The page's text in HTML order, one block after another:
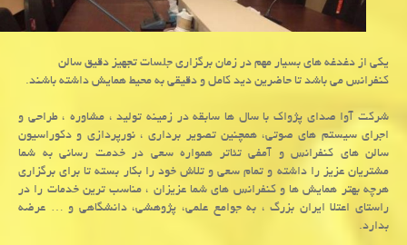
یكی از دغدغه های بسیار مهم در زمان برگزاری جلسات تجهیز دقیق سالن
كنفرانس می باشد تا حاضرین دید كامل و دقیقی به محیط همایش داشته باشند.
شرکت آوا صدای پژواک با سال ها سابقه در زمینه تولید ، مشاوره ، طراحی و
اجرای سیستم های صوتی، همچنین تصویر برداری ، نورپردازی و دکوراسیون
سالن های کنفرانس و آمفی تئاتر همواره سعی در خدمت رسانی به شما
مشتریان عزیز را داشته و تمام سعی و تلاش خود را بکار بسته تا برای برگزاری
هرچه بهتر همایش ها و کنفرانس های شما عزیزان ، مناسب ترین خدمات را در
راستای اعتلا ایران بزرگ ، به جوامع علمی، پژوهشی، دانشگاهی و … عرضه
بدارد.